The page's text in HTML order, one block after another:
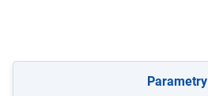
Parametry